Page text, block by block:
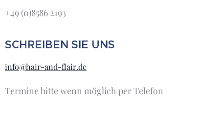
+49 (0)8586 2193
SCHREIBEN SIE UNS
info@hair-and-flair.de
Termine bitte wenn möglich per Telefon